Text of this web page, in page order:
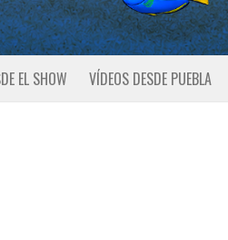
EL SHOW VÍDEOS DESDE PUEBLA